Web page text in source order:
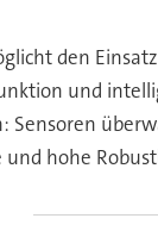
den
und
Sensoren
hohe